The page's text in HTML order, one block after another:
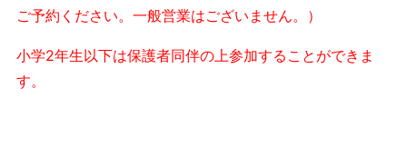
R
E
Y
ご予約ください。一般営業はございません。）
小学2年生以下は保護者同伴の上参加することができま
す。